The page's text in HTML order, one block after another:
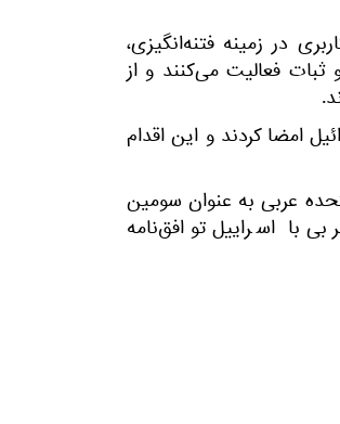
در زمینه فتنه‌انگیزی،
فعالیت می‌کنند و از
امضا کردند و این اقدام
اردن در سال 1994، امارات متحده عربی به عنوان سومین
با اسراییل توافق‌نامه